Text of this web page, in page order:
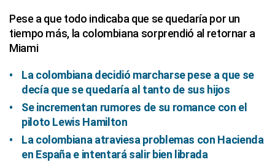
Pese a que todo indicaba que se quedaría por un
tiempo más, la colombiana sorprendió al retornar a
Miami
La colombiana decidió marcharse pese a que se
decía que se quedaría al tanto de sus hijos
Se incrementan rumores de su romance con el
piloto Lewis Hamilton
La colombiana atraviesa problemas con Hacienda
en España e intentará salir bien librada